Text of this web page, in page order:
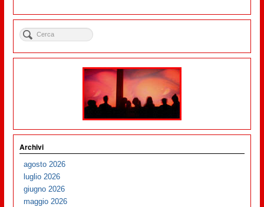
Archivi
agosto 2026
luglio 2026
giugno 2026
maggio 2026